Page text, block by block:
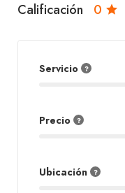
Calificación 0
Servicio
Precio
Ubicación